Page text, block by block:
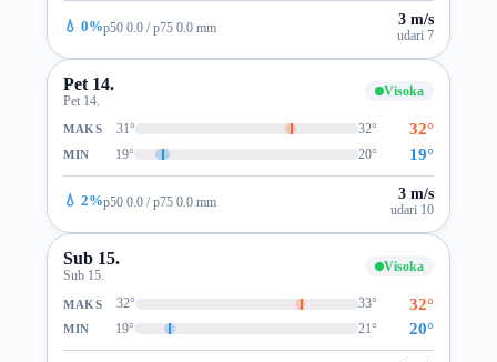
💧 0%p50 0.0 / p75 0.0 mm 3 m/s
udari 7
Pet 14.
Pet 14.
Visoka
MAKS 31° 32° 32°
MIN 19° 20° 19°
💧 2%p50 0.0 / p75 0.0 mm 3 m/s
udari 10
Sub 15.
Sub 15.
Visoka
MAKS 32° 33° 32°
MIN 19° 21° 20°